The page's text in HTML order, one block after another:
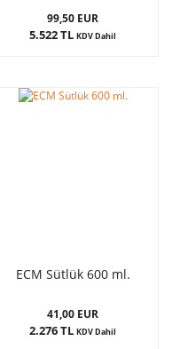
99,50 EUR
5.522 TL KDV Dahil
ECM Sütlük 600 ml.
41,00 EUR
2.276 TL KDV Dahil